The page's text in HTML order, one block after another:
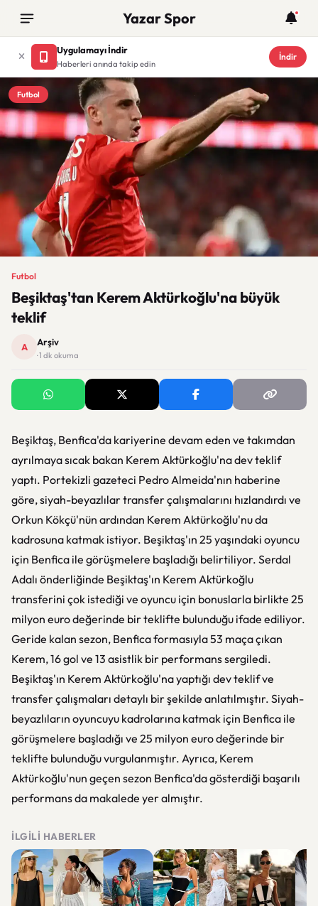
Yazar Spor
Uygulamayı İndir
Haberleri anında takip edin
İndir
Futbol
Futbol
Beşiktaş'tan Kerem Aktürkoğlu'na büyük
teklif
A Arşiv
· 1 dk okuma
Beşiktaş, Benfica'da kariyerine devam eden ve takımdan
ayrılmaya sıcak bakan Kerem Aktürkoğlu'na dev teklif
yaptı. Portekizli gazeteci Pedro Almeida'nın haberine
göre, siyah-beyazlılar transfer çalışmalarını hızlandırdı ve
Orkun Kökçü'nün ardından Kerem Aktürkoğlu'nu da
kadrosuna katmak istiyor. Beşiktaş'ın 25 yaşındaki oyuncu
için Benfica ile görüşmelere başladığı belirtiliyor. Serdal
Adalı önderliğinde Beşiktaş'ın Kerem Aktürkoğlu
transferini çok istediği ve oyuncu için bonuslarla birlikte 25
milyon euro değerinde bir teklifte bulunduğu ifade ediliyor.
Geride kalan sezon, Benfica formasıyla 53 maça çıkan
Kerem, 16 gol ve 13 asistlik bir performans sergiledi.
Beşiktaş'ın Kerem Aktürkoğlu'na yaptığı dev teklif ve
transfer çalışmaları detaylı bir şekilde anlatılmıştır. Siyah-
beyazlıların oyuncuyu kadrolarına katmak için Benfica ile
görüşmelere başladığı ve 25 milyon euro değerinde bir
teklifte bulunduğu vurgulanmıştır. Ayrıca, Kerem
Aktürkoğlu'nun geçen sezon Benfica'da gösterdiği başarılı
performans da makalede yer almıştır.
İLGILI HABERLER